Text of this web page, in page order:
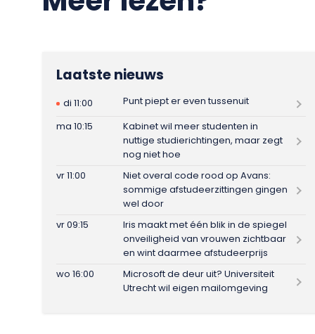
Laatste nieuws
di 11:00
Punt piept er even tussenuit
ma 10:15
Kabinet wil meer studenten in
nuttige studierichtingen, maar zegt
nog niet hoe
vr 11:00
Niet overal code rood op Avans:
sommige afstudeerzittingen gingen
wel door
vr 09:15
Iris maakt met één blik in de spiegel
onveiligheid van vrouwen zichtbaar
en wint daarmee afstudeerprijs
wo 16:00
Microsoft de deur uit? Universiteit
Utrecht wil eigen mailomgeving